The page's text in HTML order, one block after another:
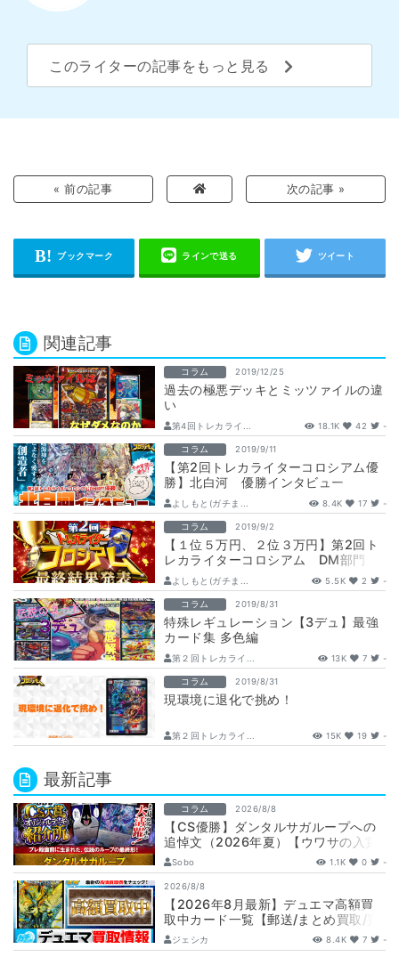
このライターの記事をもっと見る
« 前の記事 次の記事 »
関連記事
コラム 2019/12/25
過去の極悪デッキとミッツァイルの違
い
第4回トレカライ... 18.1K 42 -
コラム 2019/9/11
【第2回トレカライターコロシアム優
勝】北白河 優勝インタビュー
よしもと(ガチま... 8.4K 17 -
コラム 2019/9/2
【１位５万円、２位３万円】第2回ト
レカライターコロシアム DM部門
最終結果発表
よしもと(ガチま... 5.5K 2 -
コラム 2019/8/31
特殊レギュレーション【3デュ】最強
カード集 多色編
第２回トレカライ... 13K 7 -
コラム 2019/8/31
現環境に退化で挑め！
第２回トレカライ... 15K 19 -
最新記事
コラム 2026/8/8
【CS優勝】ダンタルサガループへの
追悼文（2026年夏）【ウワサの入賞
オリジナルデッキ紹介所 – …
Sobo 1.1K 0 -
2026/8/8
【2026年8月最新】デュエマ高額買
取中カード一覧【郵送/まとめ買取/買
取表/相場/金トレジャー】
ジェシカ 8.4K 7 -